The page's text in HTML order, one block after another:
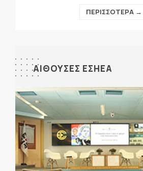
ΠΕΡΙΣΣΟΤΕΡΑ →
ΑΙΘΟΥΣΕΣ ΕΣΗΕΑ